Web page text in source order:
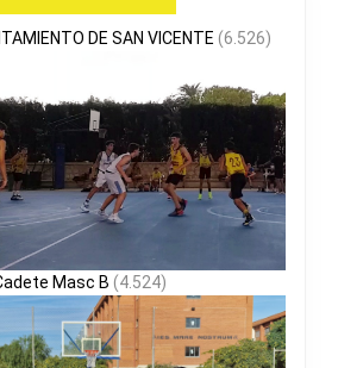
DE SAN VICENTE (6.526)
Masc B (4.524)